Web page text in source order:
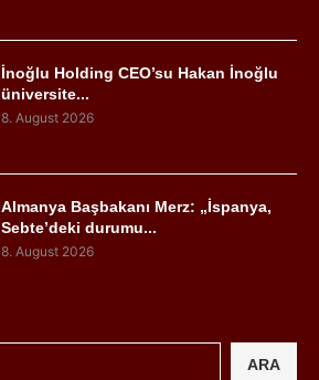
İnoğlu Holding CEO’su Hakan İnoğlu
üniversite...
8. August 2026
Almanya Başbakanı Merz: „İspanya,
Sebte’deki durumu...
8. August 2026
ARA